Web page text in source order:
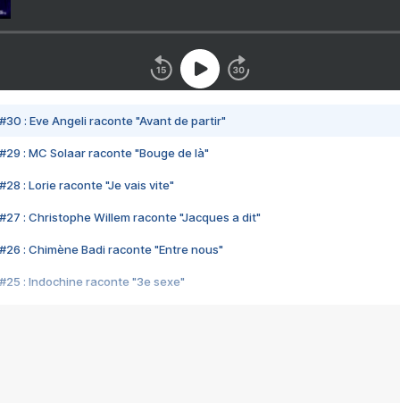
#30 : Eve Angeli raconte "Avant de partir"
#29 : MC Solaar raconte "Bouge de là"
#28 : Lorie raconte "Je vais vite"
#27 : Christophe Willem raconte "Jacques a dit"
#26 : Chimène Badi raconte "Entre nous"
#25 : Indochine raconte "3e sexe"